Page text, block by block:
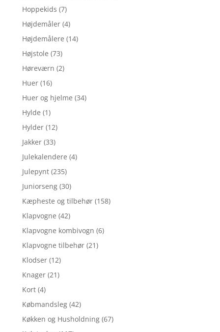
Hoppekids (7)
Højdemåler (4)
Højdemålere (14)
Højstole (73)
Høreværn (2)
Huer (16)
Huer og hjelme (34)
Hylde (1)
Hylder (12)
Jakker (33)
Julekalendere (4)
Julepynt (235)
Juniorseng (30)
Kæpheste og tilbehør (158)
Klapvogne (42)
Klapvogne kombivogn (6)
Klapvogne tilbehør (21)
Klodser (12)
Knager (21)
Kort (4)
Købmandsleg (42)
Køkken og Husholdning (67)